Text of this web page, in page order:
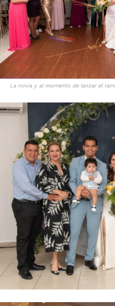
La novia y al momento de lanzar el